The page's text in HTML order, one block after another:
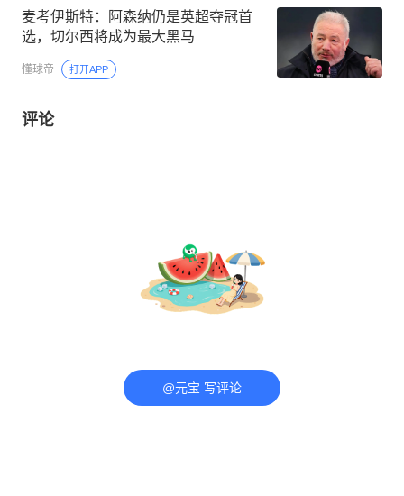
麦考伊斯特：阿森纳仍是英超夺冠首
选，切尔西将成为最大黑马
懂球帝 打开APP
评论
@元宝 写评论